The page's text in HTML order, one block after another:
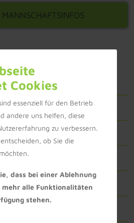
Tennis-Mannschaften:
Cookies
essenziell für den Betrieb
andere uns helfen, diese
zu verbessern.
ob Sie die
dass bei einer Ablehnung
alle Funktionalitäten
stehen.